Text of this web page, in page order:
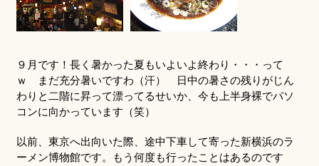
９月です！長く暑かった夏もいよいよ終わり・・・って
ｗ まだ充分暑いですわ（汗） 日中の暑さの残りがじん
わりと二階に昇って漂ってるせいか、今も上半身裸でパソ
コンに向かっています（笑）
以前、東京へ出向いた際、途中下車して寄った新横浜のラ
ーメン博物館です。もう何度も行ったことはあるのです